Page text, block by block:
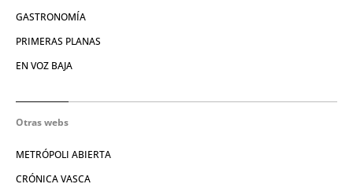
GASTRONOMÍA
PRIMERAS PLANAS
EN VOZ BAJA
Otras webs
METRÓPOLI ABIERTA
CRÓNICA VASCA